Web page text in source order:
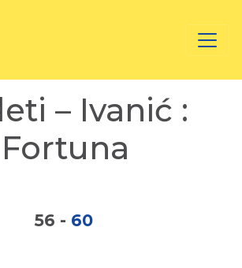
– Ivanić :
Fortuna
56 - 60